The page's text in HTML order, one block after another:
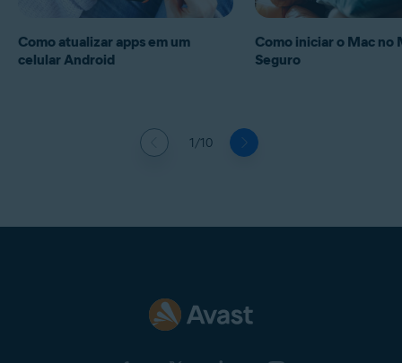
1/10
Como atualizar apps em um
celular Android
Como iniciar o Mac no
Seguro